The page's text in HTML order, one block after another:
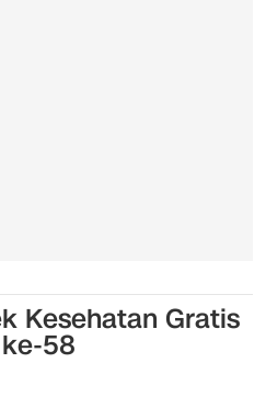
Kesehatan Gratis
58